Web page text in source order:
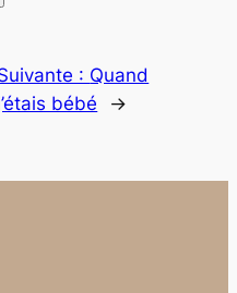
: Quand
bébé
→